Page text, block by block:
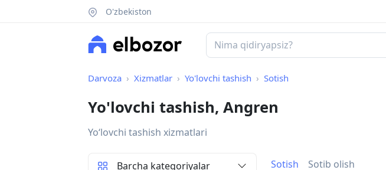
O'zbekiston
Darvoza Xizmatlar Yo'lovchi tashish Sotish
Yo'lovchi tashish, Angren
Yoʻlovchi tashish xizmatlari
Sotish Sotib olish
Barcha kategoriyalar